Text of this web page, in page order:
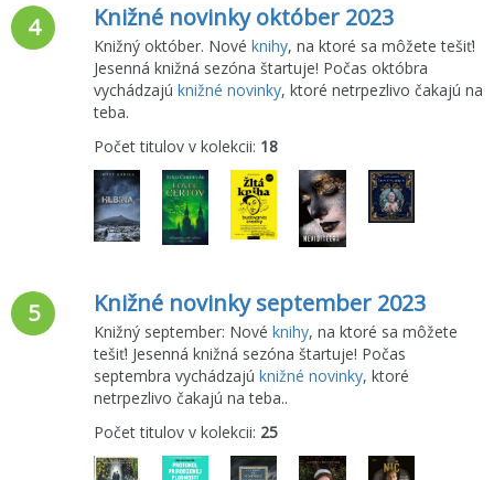
4 Knižné novinky október 2023
Knižný október. Nové knihy, na ktoré sa môžete tešiť!
Jesenná knižná sezóna štartuje! Počas októbra
vychádzajú knižné novinky, ktoré netrpezlivo čakajú na
teba.
Počet titulov v kolekcii: 18
5 Knižné novinky september 2023
Knižný september: Nové knihy, na ktoré sa môžete
tešiť! Jesenná knižná sezóna štartuje! Počas
septembra vychádzajú knižné novinky, ktoré
netrpezlivo čakajú na teba..
Počet titulov v kolekcii: 25